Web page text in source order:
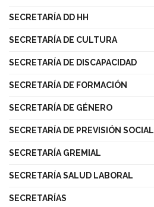
SECRETARÍA DD HH
SECRETARÍA DE CULTURA
SECRETARÍA DE DISCAPACIDAD
SECRETARÍA DE FORMACIÓN
SECRETARÍA DE GÉNERO
SECRETARÍA DE PREVISIÓN SOCIAL
SECRETARÍA GREMIAL
SECRETARÍA SALUD LABORAL
SECRETARÍAS